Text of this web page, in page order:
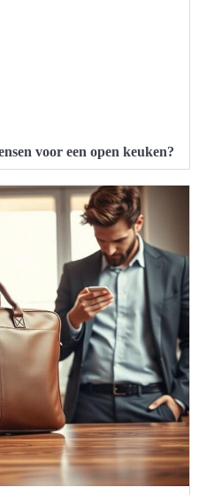
voor een open keuken?